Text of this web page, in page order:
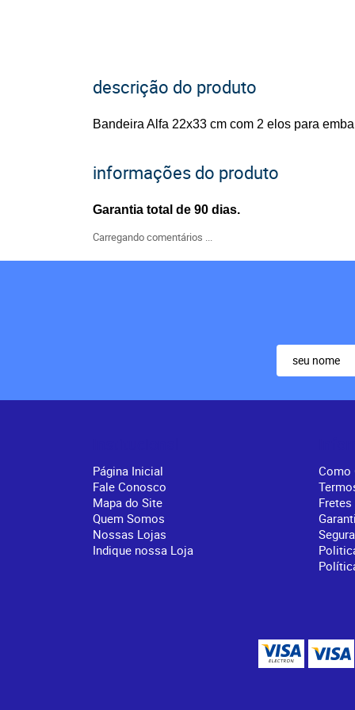
descrição do produto
Bandeira Alfa 22x33 cm com 2 elos para
informações do produto
Garantia total de 90 dias.
Carregando comentários ...
Página Inicial
Fale Conosco
Mapa do Site
Quem Somos
Nossas Lojas
Indique nossa Loja
Como